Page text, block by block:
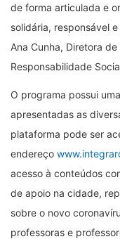
de forma articulada e
solidária, responsável
Ana Cunha, Diretora
Responsabilidade
O programa possui
apresentadas as
plataforma pode ser
endereço
acesso à conteúdos
de apoio na cidade,
sobre o novo
professoras e